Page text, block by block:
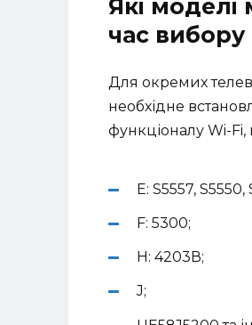
Які моделі
час вибору
Для окремих
необхідне
функціоналу Wi-Fi,
E: S5557,
F: 5300;
H: 4203В;
J;